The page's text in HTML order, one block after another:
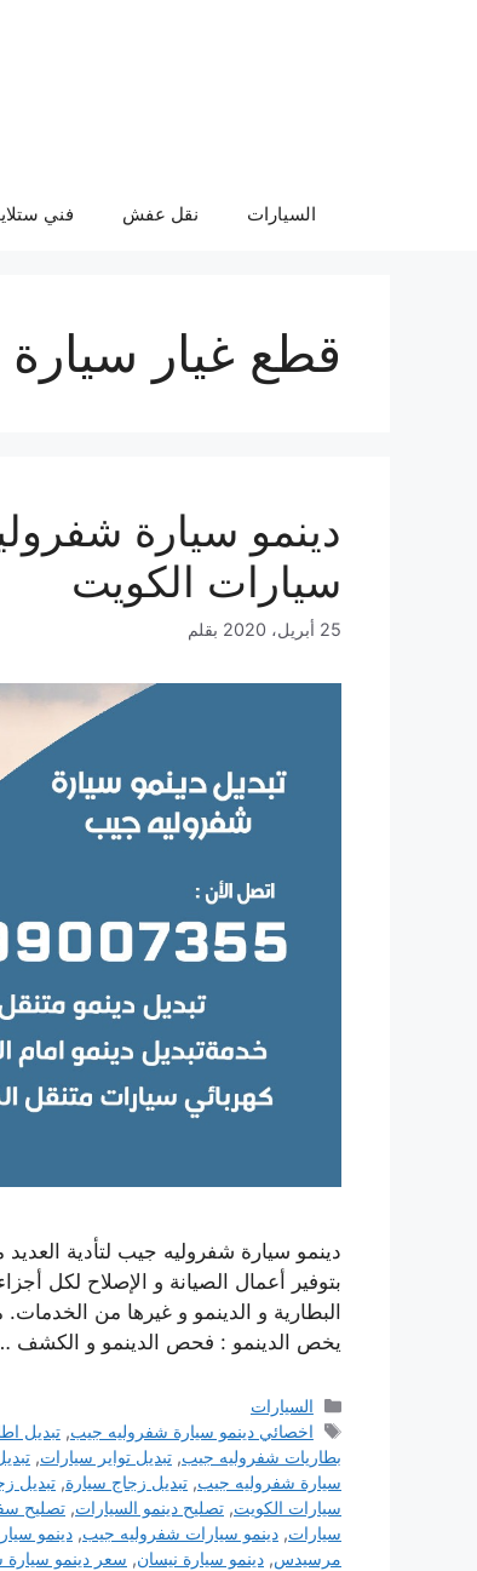
السيارات نقل عفش فني
قطع غيار
سيارات الكويت
25 أبريل، 2020 بقلم
دينمو سيارة شفروليه جيب لتأدية
بتوفير أعمال الصيانة و الإصلاح لكل
البطارية و الدينمو و غيرها من
يخص الدينمو : فحص الدينمو و الكشف
التصنيفات
السيارات
الوسوم
اخصائي دينمو سيارة شفروليه جيب,تبديل
بطاريات شفروليه جيب, تبديل تواير سيارات,
سيارة شفروليه جيب, تبديل زجاج سيارة, تبديل
سيارات الكويت, تصليح دينمو السيارات, تصليح
سيارات, دينمو سيارات شفروليه جيب, دينمو
مرسيدس, دينمو سيارة نيسان, سعر دينمو